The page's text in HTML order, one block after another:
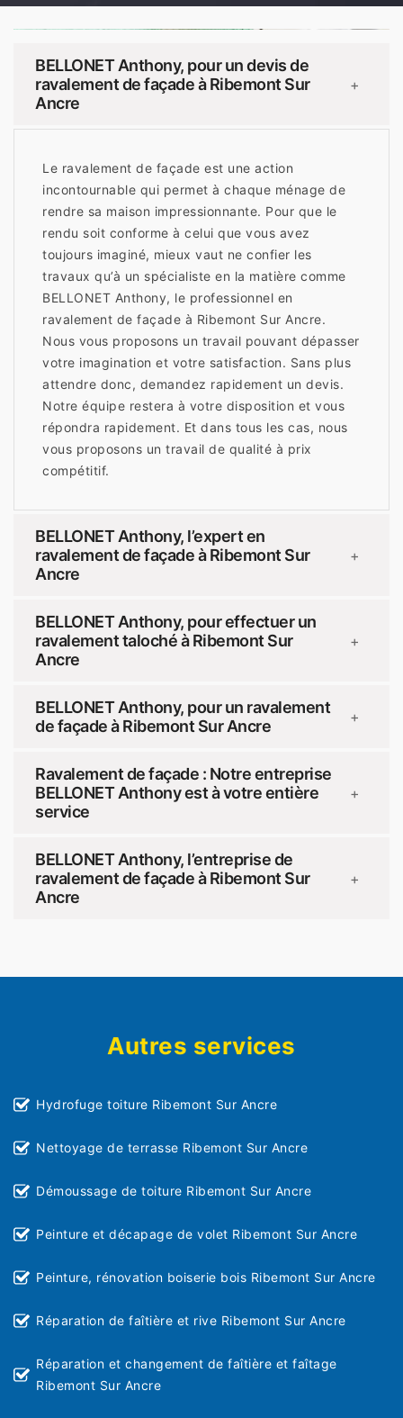
BELLONET Anthony, pour un devis de
ravalement de façade à Ribemont Sur
Ancre
+
Le ravalement de façade est une action
incontournable qui permet à chaque ménage de
rendre sa maison impressionnante. Pour que le
rendu soit conforme à celui que vous avez
toujours imaginé, mieux vaut ne confier les
travaux qu’à un spécialiste en la matière comme
BELLONET Anthony, le professionnel en
ravalement de façade à Ribemont Sur Ancre.
Nous vous proposons un travail pouvant dépasser
votre imagination et votre satisfaction. Sans plus
attendre donc, demandez rapidement un devis.
Notre équipe restera à votre disposition et vous
répondra rapidement. Et dans tous les cas, nous
vous proposons un travail de qualité à prix
compétitif.
BELLONET Anthony, l’expert en
ravalement de façade à Ribemont Sur
Ancre
+
BELLONET Anthony, pour effectuer un
ravalement taloché à Ribemont Sur
Ancre
+
BELLONET Anthony, pour un ravalement
de façade à Ribemont Sur Ancre
+
Ravalement de façade : Notre entreprise
BELLONET Anthony est à votre entière
service
+
BELLONET Anthony, l’entreprise de
ravalement de façade à Ribemont Sur
Ancre
+
Autres services
Hydrofuge toiture Ribemont Sur Ancre
Nettoyage de terrasse Ribemont Sur Ancre
Démoussage de toiture Ribemont Sur Ancre
Peinture et décapage de volet Ribemont Sur Ancre
Peinture, rénovation boiserie bois Ribemont Sur Ancre
Réparation de faîtière et rive Ribemont Sur Ancre
Réparation et changement de faîtière et faîtage
Ribemont Sur Ancre